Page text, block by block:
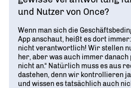
und Nutzer von Once?
Wenn man sich die
App anschaut, heißt es dort
nicht verantwortlich! Wir stellen
her, aber was auch immer
nicht an.“ Natürlich muss es aus
dastehen, denn wir kontrollieren
und wissen es tatsächlich auch